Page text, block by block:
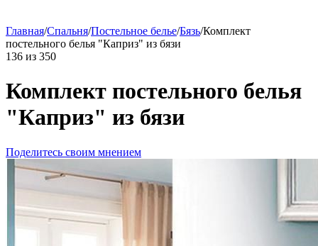
Главная/Спальня/Постельное белье/Бязь/Комплект
постельного белья "Каприз" из бязи
136 из 350
Комплект постельного белья
"Каприз" из бязи
Поделитесь своим мнением